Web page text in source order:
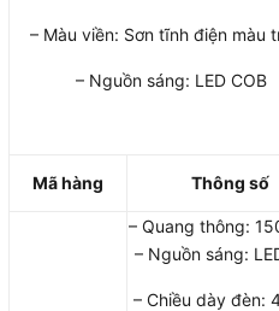
– Màu viền: Sơn tĩnh điện màu
– Nguồn sáng: LED COB
Mã hàng Thông số
– Quang thông:
– Nguồn sáng:
– Chiều dày đèn: